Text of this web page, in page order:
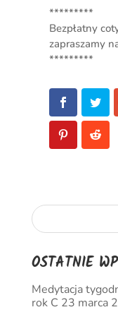
*********
Bezpłatny
zapraszamy
*********
OSTATNIE
Medytacja
rok C 23 marca